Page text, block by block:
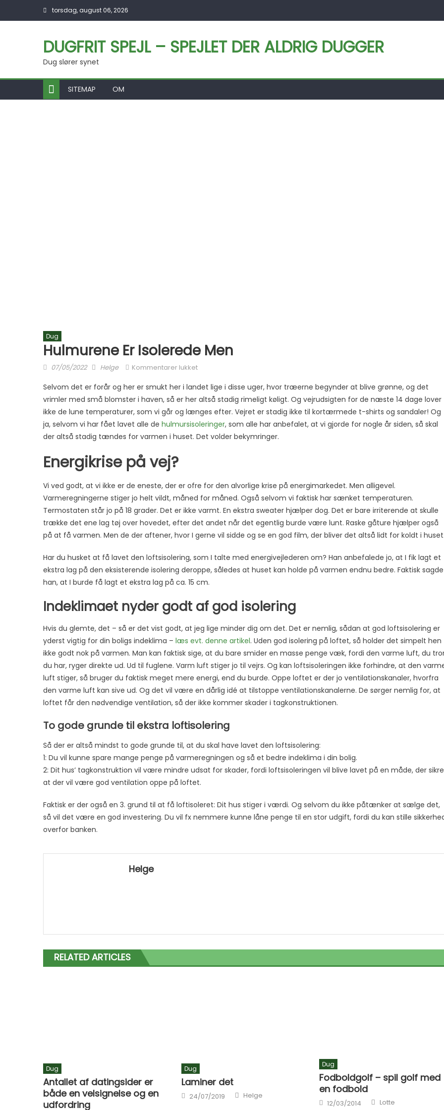
Skip to contenttorsdag, august 06, 2026
DUGFRIT SPEJL – SPEJLET DER ALDRIG DUGGER
Dug slører synet
SITEMAP OM
Dug
Hulmurene Er Isolerede Men
Posted on
07/05/2022 Author
Helge Kommentarer lukket
Selvom det er forår og her er smukt her i landet lige i disse uger, hvor træerne begynder at blive grønne, og det
vrimler med små blomster i haven, så er her altså stadig rimeligt køligt. Og vejrudsigten for de næste 14 dage lover
ikke de lune temperaturer, som vi går og længes efter. Vejret er stadig ikke til kortærmede t-shirts og sandaler! Og
ja, selvom vi har fået lavet alle de hulmursisoleringer, som alle har anbefalet, at vi gjorde for nogle år siden, så skal
der altså stadig tændes for varmen i huset. Det volder bekymringer.
Energikrise på vej?
Vi ved godt, at vi ikke er de eneste, der er ofre for den alvorlige krise på energimarkedet. Men alligevel.
Varmeregningerne stiger jo helt vildt, måned for måned. Også selvom vi faktisk har sænket temperaturen.
Termostaten står jo på 18 grader. Det er ikke varmt. En ekstra sweater hjælper dog. Det er bare irriterende at skulle
trække det ene lag tøj over hovedet, efter det andet når det egentlig burde være lunt. Raske gåture hjælper også
på at få varmen. Men de der aftener, hvor I gerne vil sidde og se en god film, der bliver det altså lidt for koldt i
Har du husket at få lavet den loftsisolering, som I talte med energivejlederen om? Han anbefalede jo, at I fik lagt et
ekstra lag på den eksisterende isolering deroppe, således at huset kan holde på varmen endnu bedre. Faktisk sagde
han, at I burde få lagt et ekstra lag på ca. 15 cm.
Indeklimaet nyder godt af god isolering
Hvis du glemte, det – så er det vist godt, at jeg lige minder dig om det. Det er nemlig, sådan at god loftsisolering er
yderst vigtig for din boligs indeklima – læs evt. denne artikel. Uden god isolering på loftet, så holder det simpelt hen
ikke godt nok på varmen. Man kan faktisk sige, at du bare smider en masse penge væk, fordi den varme luft, du
du har, ryger direkte ud. Ud til fuglene. Varm luft stiger jo til vejrs. Og kan loftsisoleringen ikke forhindre, at den
luft stiger, så bruger du faktisk meget mere energi, end du burde. Oppe loftet er der jo ventilationskanaler, hvorfra
den varme luft kan sive ud. Og det vil være en dårlig idé at tilstoppe ventilationskanalerne. De sørger nemlig for, at
loftet får den nødvendige ventilation, så der ikke kommer skader i tagkonstruktionen.
To gode grunde til ekstra loftisolering
Så der er altså mindst to gode grunde til, at du skal have lavet den loftsisolering:
1: Du vil kunne spare mange penge på varmeregningen og så et bedre indeklima i din bolig.
2: Dit hus’ tagkonstruktion vil være mindre udsat for skader, fordi loftsisoleringen vil blive lavet på en måde, der
at der vil være god ventilation oppe på loftet.
Faktisk er der også en 3. grund til at få loftisoleret: Dit hus stiger i værdi. Og selvom du ikke påtænker at sælge det,
så vil det være en god investering. Du vil fx nemmere kunne låne penge til en stor udgift, fordi du kan stille
overfor banken.
Helge
RELATED ARTICLES
Dug
Antallet af datingsider er
både en velsignelse og en
udfordring
Dug
Laminer det
Posted on
24/07/2019 Author
Helge
Dug
Fodboldgolf – spil golf med
en fodbold
Posted on
12/03/2014 Author
Lotte